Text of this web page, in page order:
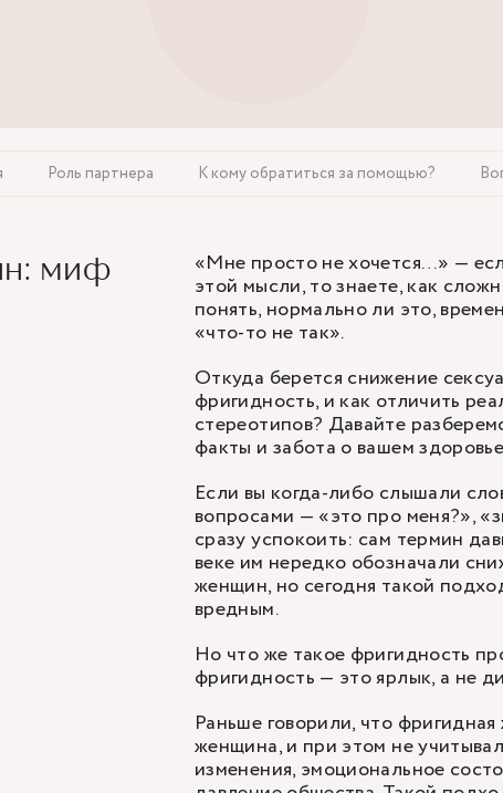
Роль партнера К кому обратиться за помощью?
миф
«Мне просто не хочется…» —
этой мысли, то знаете, как
понять, нормально ли это,
«что-то не так».
Откуда берется снижение
фригидность, и как отличить
стереотипов? Давайте
факты и забота о вашем
Если вы когда-либо слышали
вопросами — «это про меня?»,
сразу успокоить: сам термин
веке им нередко обозначали
женщин, но сегодня такой
вредным.
Но что же такое фригидность
фригидность — это ярлык, а не
Раньше говорили, что
женщина, и при этом не
изменения, эмоциональное